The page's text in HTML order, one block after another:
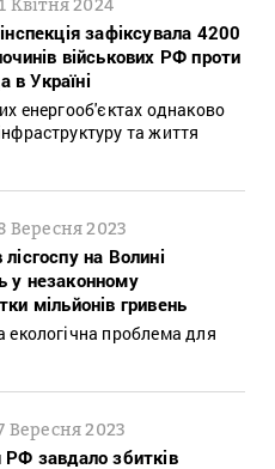
зафіксувала 4200
військових РФ проти
в Україні
енергооб'єктах однаково
та життя
Вересня 2023
на Волині
у незаконному
мільйонів гривень
екологічна проблема для
Вересня 2023
РФ завдало збитків